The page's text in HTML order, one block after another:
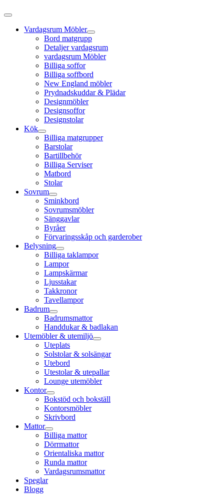
Vardagsrum Möbler
Bord matgrupp
Detaljer vardagsrum
vardagsrum Möbler
Billiga soffor
Billiga soffbord
New England möbler
Prydnadskuddar & Plädar
Designmöbler
Designsoffor
Designstolar
Kök
Billiga matgrupper
Barstolar
Bartillbehör
Billiga Serviser
Matbord
Stolar
Sovrum
Sminkbord
Sovrumsmöbler
Sänggavlar
Byråer
Förvaringsskåp och garderober
Belysning
Billiga taklampor
Lampor
Lampskärmar
Ljusstakar
Takkronor
Tavellampor
Badrum
Badrumsmattor
Handdukar & badlakan
Utemöbler & utemiljö
Uteplats
Solstolar & solsängar
Utebord
Utestolar & utepallar
Lounge utemöbler
Kontor
Bokstöd och bokställ
Kontorsmöbler
Skrivbord
Mattor
Billiga mattor
Dörrmattor
Orientaliska mattor
Runda mattor
Vardagsrumsmattor
Speglar
Blogg